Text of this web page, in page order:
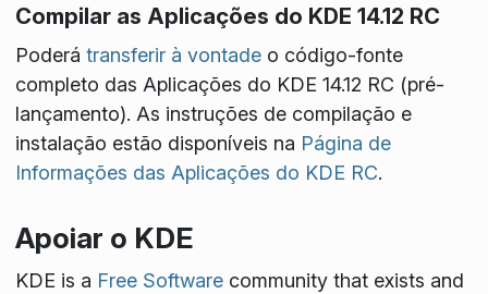
Compilar as Aplicações do KDE 14.12 RC
Poderá transferir à vontadeo código-fonte
completo das Aplicações do KDE 14.12 RC (pré-
lançamento). As instruções de compilação e
instalação estão disponíveis na Página de
Informações das Aplicações do KDE RC.
Apoiar o KDE
KDE is a Free Softwarecommunity that exists and